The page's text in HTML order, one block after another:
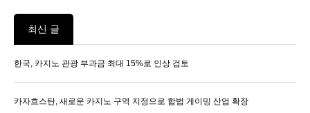
최신 글
한국, 카지노 관광 부과금 최대 15%로 인상 검토
카자흐스탄, 새로운 카지노 구역 지정으로 합법 게이밍 산업 확장